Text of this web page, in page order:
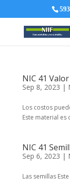
NIC 41
Sep 8, 2023 |
Los costos
Este material
NIC 41
Sep 6, 2023 |
Las semillas